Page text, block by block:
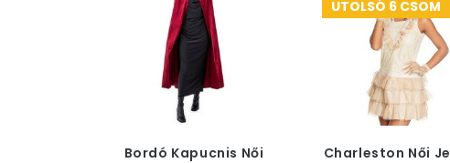
Bordó Kapucnis Női
UTOLSÓ 6 CSOM
Charleston Női